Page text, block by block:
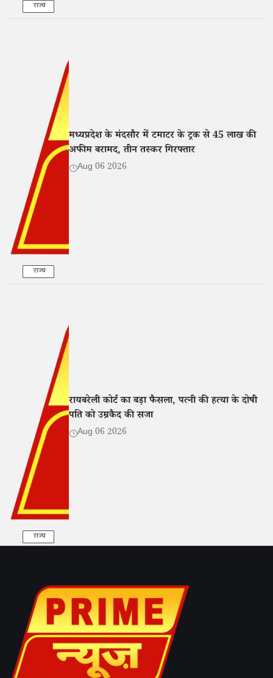
राज्य
राज्य
मध्यप्रदेश के मंदसौर में टमाटर के ट्रक से 45 लाख की
अफीम बरामद, तीन तस्कर गिरफ्तार
Aug 06 2026
राज्य
रायबरेली कोर्ट का बड़ा फैसला, पत्नी की हत्या के दोषी
पति को उम्रकैद की सजा
Aug 06 2026